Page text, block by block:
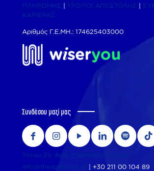
ΠΛΗΡΩΜΗΣ
ΤΡΟΠΟΙ ΑΠΟΣΤΟΛΗΣ
ΚΑΡΙΕΡΑΣ
Αριθμός Γ.Ε.ΜΗ.: 174625403000
Συνδέσου μαζί μας
Τήνου 25, Αγία Παρασκευή, 15343
info@thespeakers.gr
+30 211 00 104 89